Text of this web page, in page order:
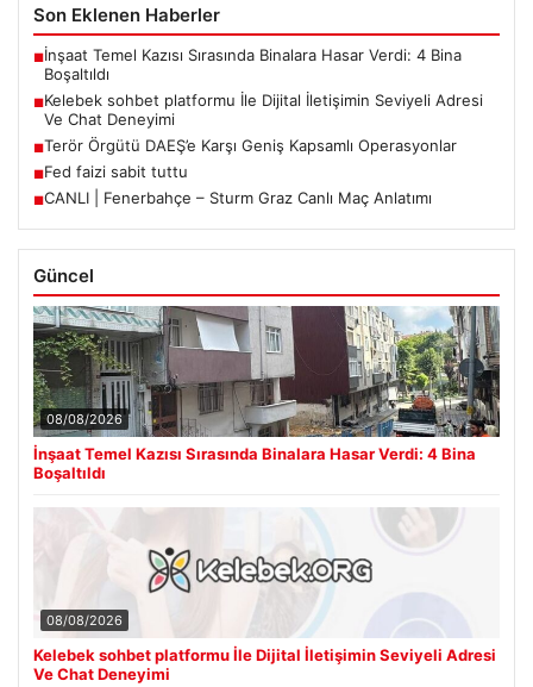
Son Eklenen Haberler
■İnşaat Temel Kazısı Sırasında Binalara Hasar Verdi: 4 Bina
Boşaltıldı
■Kelebek sohbet platformu İle Dijital İletişimin Seviyeli Adresi
Ve Chat Deneyimi
■Terör Örgütü DAEŞ’e Karşı Geniş Kapsamlı Operasyonlar
■Fed faizi sabit tuttu
■CANLI | Fenerbahçe – Sturm Graz Canlı Maç Anlatımı
Güncel
08/08/2026
İnşaat Temel Kazısı Sırasında Binalara Hasar Verdi: 4 Bina
Boşaltıldı
08/08/2026
Kelebek sohbet platformu İle Dijital İletişimin Seviyeli Adresi
Ve Chat Deneyimi